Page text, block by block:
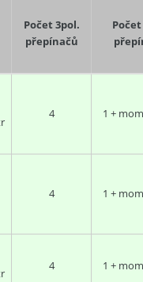
Počet 3pol.
přepínačů
4 1 +
4 1 +
4 1 +